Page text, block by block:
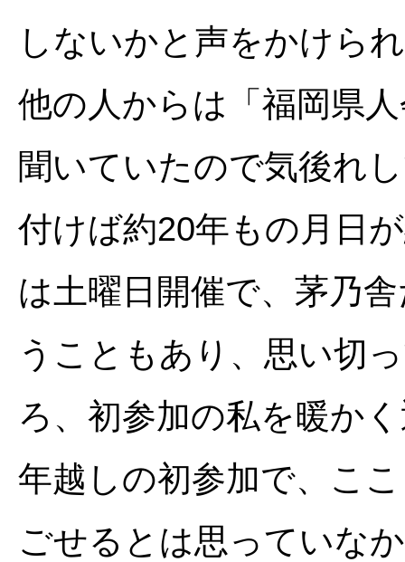
しないかと声をかけら
他の人からは「福岡県
聞いていたので気後れ
付けば約20年もの月日
は土曜日開催で、茅乃
うこともあり、思い切
ろ、初参加の私を暖か
年越しの初参加で、こ
ごせるとは思っていな